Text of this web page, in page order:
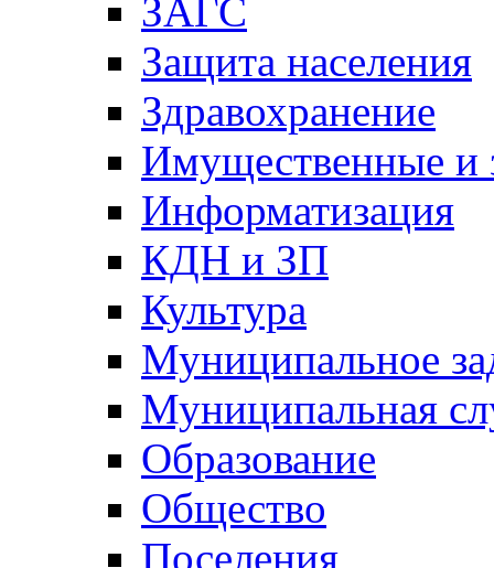
ЗАГС
Защита населения
Здравохранение
Имущественные и
Информатизация
КДН и ЗП
Культура
Муниципальное
Муниципальная
Образование
Общество
Поселения